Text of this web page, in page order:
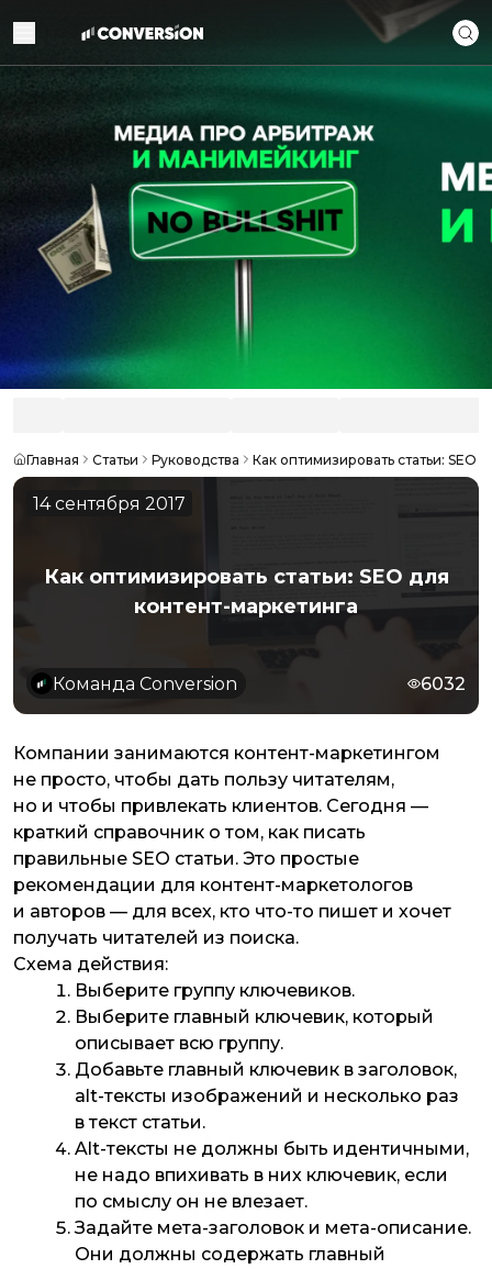
Главная Статьи Руководства Как оптимизировать статьи: SEO
14 сентября 2017
Как оптимизировать статьи: SEO для
контент-маркетинга
Команда Conversion 6032
Компании занимаются контент-маркетингом
не просто, чтобы дать пользу читателям,
но и чтобы привлекать клиентов. Сегодня —
краткий справочник о том, как писать
правильные SEO статьи. Это простые
рекомендации для контент-маркетологов
и авторов — для всех, кто что-то пишет и хочет
получать читателей из поиска.
Схема действия:
Выберите группу ключевиков.
Выберите главный ключевик, который
описывает всю группу.
Добавьте главный ключевик в заголовок,
alt-тексты изображений и несколько раз
в текст статьи.
Alt-тексты не должны быть идентичными,
не надо впихивать в них ключевик, если
по смыслу он не влезает.
Задайте мета-заголовок и мета-описание.
Они должны содержать главный